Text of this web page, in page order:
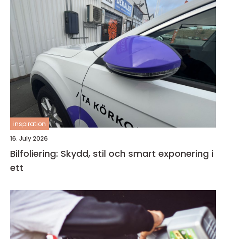
inspiration
16. July 2026
Bilfoliering: Skydd, stil och smart exponering i
ett